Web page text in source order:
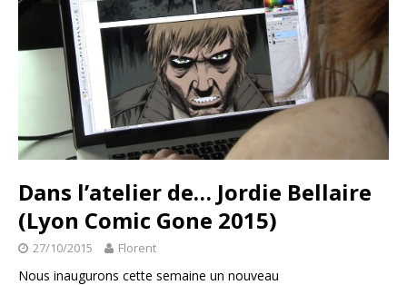
Dans l’atelier de… Jordie Bellaire
(Lyon Comic Gone 2015)
27/10/2015 Florent
Nous inaugurons cette semaine un nouveau